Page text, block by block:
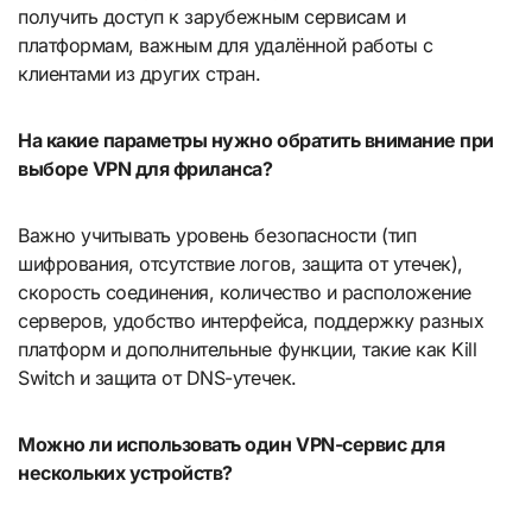
получить доступ к зарубежным сервисам и
платформам, важным для удалённой работы с
клиентами из других стран.
На какие параметры нужно обратить внимание при
выборе VPN для фриланса?
Важно учитывать уровень безопасности (тип
шифрования, отсутствие логов, защита от утечек),
скорость соединения, количество и расположение
серверов, удобство интерфейса, поддержку разных
платформ и дополнительные функции, такие как Kill
Switch и защита от DNS-утечек.
Можно ли использовать один VPN-сервис для
нескольких устройств?